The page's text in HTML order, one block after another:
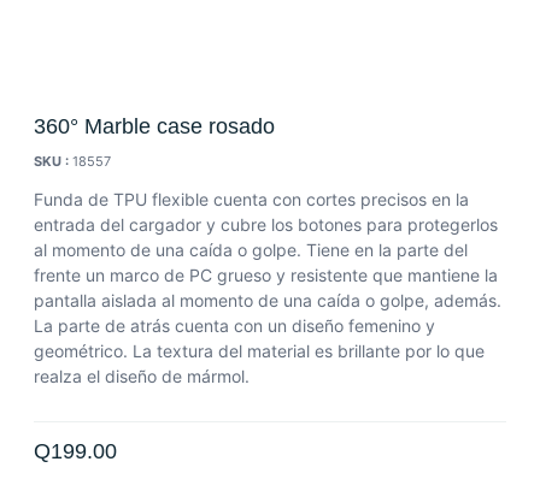
360° Marble case rosado
SKU : 18557
Funda de TPU flexible cuenta con cortes precisos en la
entrada del cargador y cubre los botones para protegerlos
al momento de una caída o golpe. Tiene en la parte del
frente un marco de PC grueso y resistente que mantiene la
pantalla aislada al momento de una caída o golpe, además.
La parte de atrás cuenta con un diseño femenino y
geométrico. La textura del material es brillante por lo que
realza el diseño de mármol.
Q199.00